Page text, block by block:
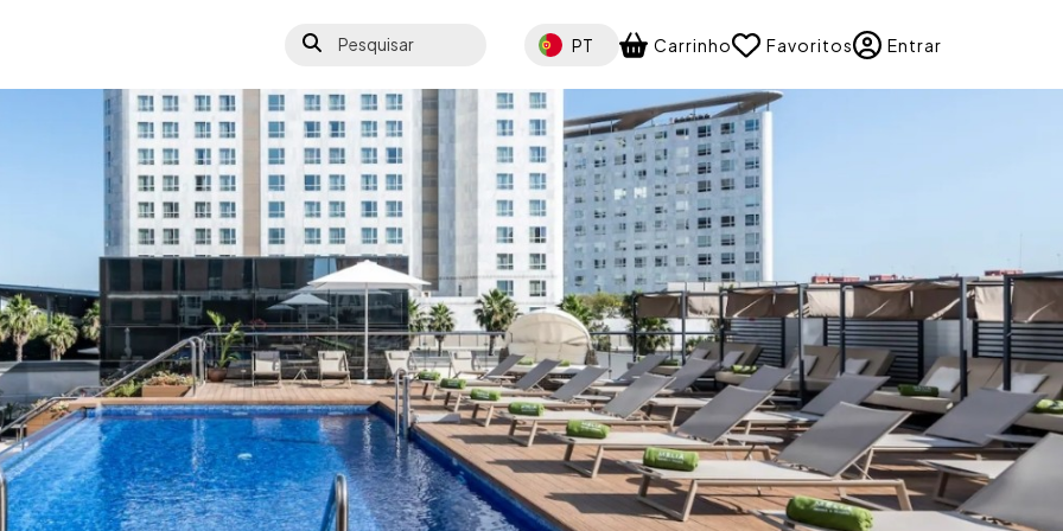
Pesquisar Select your language
PT Carrinho Favoritos Entrar